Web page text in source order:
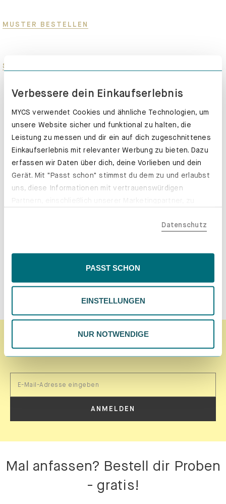
Verbessere dein Einkaufserlebnis
MYCS verwendet Cookies und ähnliche Technologien, um
unsere Website sicher und funktional zu halten, die
Leistung zu messen und dir ein auf dich zugeschnittenes
Einkaufserlebnis mit relevanter Werbung zu bieten. Dazu
erfassen wir Daten über dich, deine Vorlieben und dein
Gerät. Mit "Passt schon" stimmst du dem zu und erlaubst
uns, diese Informationen mit vertrauenswürdigen
der EU, beispielsweise in den USA, verarbeitet werden
Inhalte eingeschränkt sein könnten. Wähle
deiner Präferenzen. Du kannst deine Wahl jederzeit
ändern. Weitere Informationen findest du in unserer
Datenschutzrichtlinie.
Datenschutz
PASST SCHON
EINSTELLUNGEN
NUR NOTWENDIGE
MUSTER BESTELLEN
SOFAS ENTDECKEN
Gestalte dein Sofa im
Vorstellungen - jetzt auch in den
verbesserten Stoffen.
Du willst in Zukunft keinen Launch mehr verpassen?
ANMELDEN
Mal anfassen? Bestell dir Proben
- gratis!